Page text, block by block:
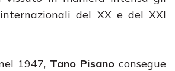
del XX e del XXI
1947, Tano Pisano consegue